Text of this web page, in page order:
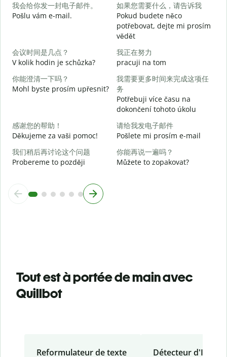
我会给你发一封电子邮件。
Pošlu vám e-mail.
如果您需要什么，请告诉我
Pokud budete něco
potřebovat, dejte mi prosím
vědět
会议时间是几点？
V kolik hodin je schůzka?
我正在努力
pracuji na tom
你能澄清一下吗？
Mohl byste prosím upřesnit?
我需要更多时间来完成这项任
务
Potřebuji více času na
dokončení tohoto úkolu
感谢您的帮助！
Děkujeme za vaši pomoc!
请给我发电子邮件
Pošlete mi prosím e-mail
我们稍后再讨论这个问题
Probereme to později
你能再说一遍吗？
Můžete to zopakovat?
Tout est à portée de main avec
Quillbot
Reformulateur de texte Détecteur d'IA